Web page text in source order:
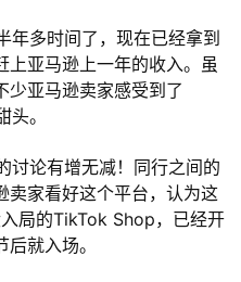
年多时间了，现在已经拿到
上亚马逊上一年的收入。虽
少亚马逊卖家感受到了
。
讨论有增无减！同行之间的
卖家看好这个平台，认为这
局的TikTok Shop，已经开
就入场。